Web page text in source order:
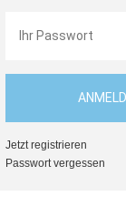
Jetzt registrieren
Passwort vergessen